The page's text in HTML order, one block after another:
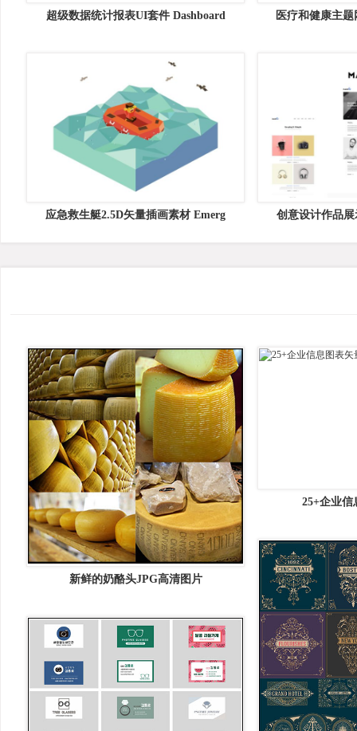
超级数据统计报表UI套件 Dashboard 医疗和健康主
应急救生艇2.5D矢量插画素材 Emerg 创意设计作品
新鲜的奶酪头JPG高清图片
25+企业信